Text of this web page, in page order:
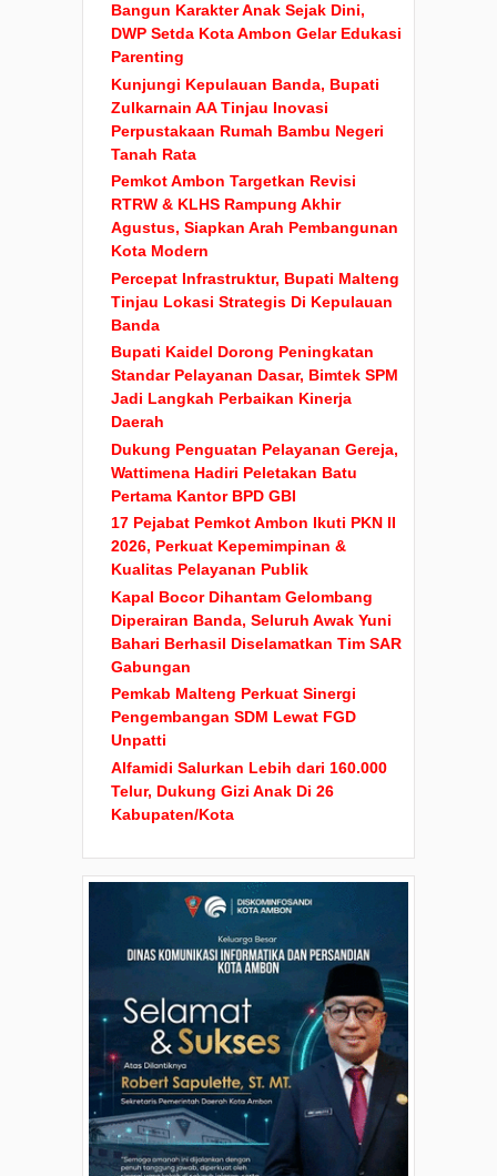
Bangun Karakter Anak Sejak Dini,
DWP Setda Kota Ambon Gelar Edukasi
Parenting
Kunjungi Kepulauan Banda, Bupati
Zulkarnain AA Tinjau Inovasi
Perpustakaan Rumah Bambu Negeri
Tanah Rata
Pemkot Ambon Targetkan Revisi
RTRW & KLHS Rampung Akhir
Agustus, Siapkan Arah Pembangunan
Kota Modern
Percepat Infrastruktur, Bupati Malteng
Tinjau Lokasi Strategis Di Kepulauan
Banda
Bupati Kaidel Dorong Peningkatan
Standar Pelayanan Dasar, Bimtek SPM
Jadi Langkah Perbaikan Kinerja
Daerah
Dukung Penguatan Pelayanan Gereja,
Wattimena Hadiri Peletakan Batu
Pertama Kantor BPD GBI
17 Pejabat Pemkot Ambon Ikuti PKN II
2026, Perkuat Kepemimpinan &
Kualitas Pelayanan Publik
Kapal Bocor Dihantam Gelombang
Diperairan Banda, Seluruh Awak Yuni
Bahari Berhasil Diselamatkan Tim SAR
Gabungan
Pemkab Malteng Perkuat Sinergi
Pengembangan SDM Lewat FGD
Unpatti
Alfamidi Salurkan Lebih dari 160.000
Telur, Dukung Gizi Anak Di 26
Kabupaten/Kota